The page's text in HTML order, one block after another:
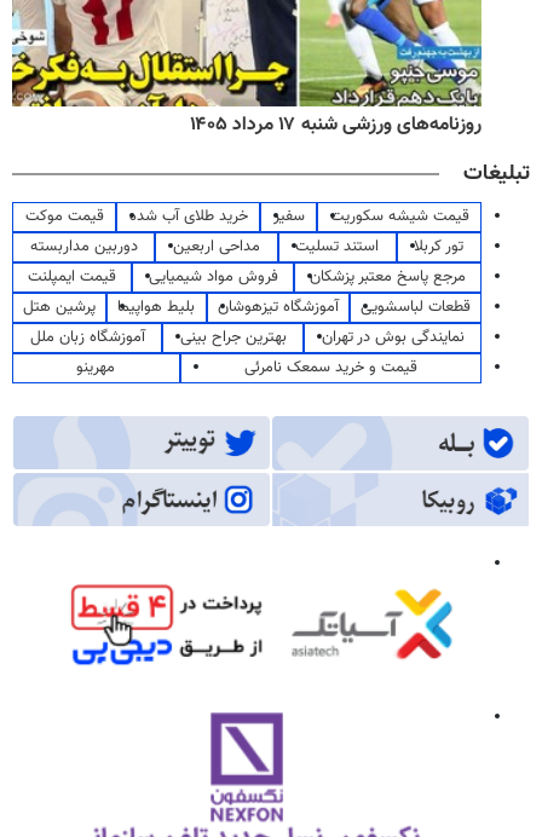
روزنامه‌های ورزشی شنبه ۱۷ مرداد ۱۴۰۵
تبلیغات
قیمت شیشه سکوریت سفیر خرید طلای آب شده
قیمت موکت
تور کربلا
استند تسلیت مداحی اربعین
دوربین مداربسته
مرجع پاسخ معتبر پزشکان
فروش مواد شیمیایی
قیمت ایمپلنت
قطعات لباسشویی
آموزشگاه تیزهوشان بلیط هواپیما
پرشین هتل
نمایندگی بوش در تهران
بهترین جراح بینی
آموزشگاه زبان ملل
قیمت و خرید سمعک نامرئی
مهرینو